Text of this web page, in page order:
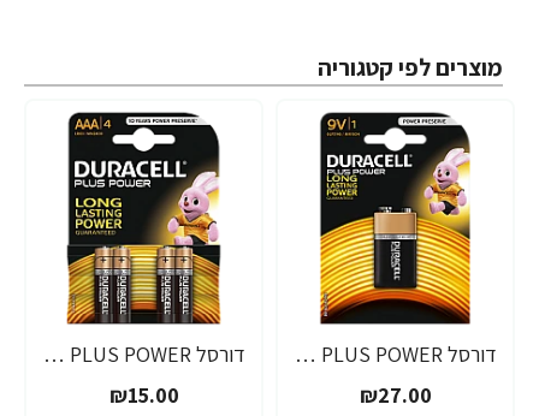
מוצרים לפי קטגוריה
דורסל PLUS POWER סוללות 9V אריזת 1 יחידות - מבית Duracell
₪27.00
דורסל PLUS POWER סוללות AAA אריזת 4 יחידות - מבית Duracell
₪15.00